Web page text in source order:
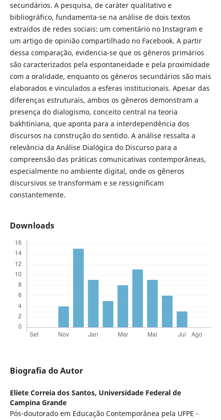
secundários. A pesquisa, de caráter qualitativo e
bibliográfico, fundamenta-se na análise de dois textos
extraídos de redes sociais: um comentário no Instagram e
um artigo de opinião compartilhado no Facebook. A partir
dessa comparação, evidencia-se que os gêneros primários
são caracterizados pela espontaneidade e pela proximidade
com a oralidade, enquanto os gêneros secundários são mais
elaborados e vinculados a esferas institucionais. Apesar das
diferenças estruturais, ambos os gêneros demonstram a
presença do dialogismo, conceito central na teoria
bakhtiniana, que aponta para a interdependência dos
discursos na construção do sentido. A análise ressalta a
relevância da Análise Dialógica do Discurso para a
compreensão das práticas comunicativas contemporâneas,
especialmente no ambiente digital, onde os gêneros
discursivos se transformam e se ressignificam
constantemente.
Downloads
Biografia do Autor
Eliete Correia dos Santos, Universidade Federal de
Campina Grande
Pós-doutorado em Educação Contemporânea pela UFPE -